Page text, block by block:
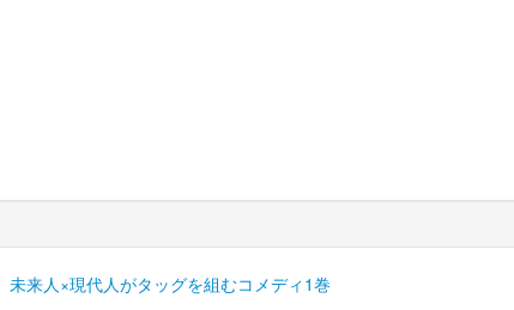
未来人×現代人がタッグを組むコメディ1巻